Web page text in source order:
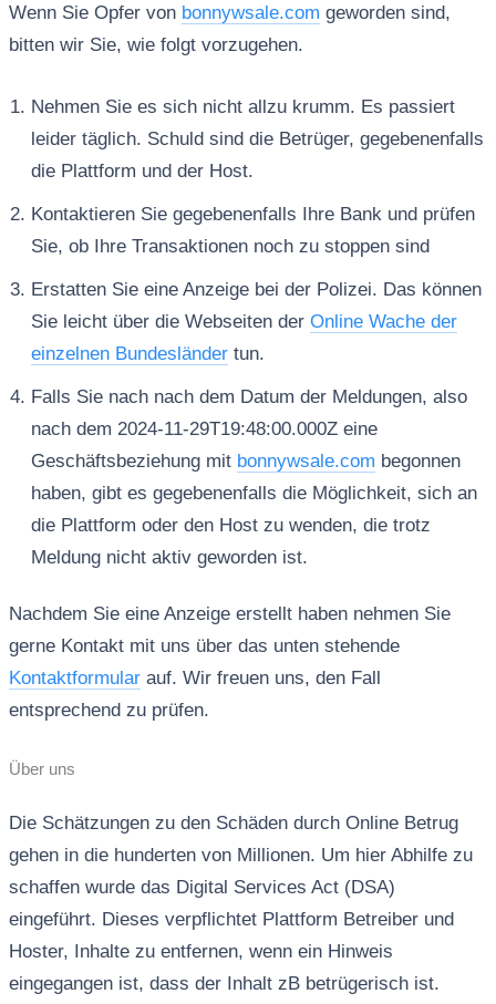
Wenn Sie Opfer von bonnywsale.com geworden sind,
bitten wir Sie, wie folgt vorzugehen.
Nehmen Sie es sich nicht allzu krumm. Es passiert
leider täglich. Schuld sind die Betrüger, gegebenenfalls
die Plattform und der Host.
Kontaktieren Sie gegebenenfalls Ihre Bank und prüfen
Sie, ob Ihre Transaktionen noch zu stoppen sind
Erstatten Sie eine Anzeige bei der Polizei. Das können
Sie leicht über die Webseiten der Online Wache der
einzelnen Bundesländertun.
Falls Sie nach nach dem Datum der Meldungen, also
nach dem 2024-11-29T19:48:00.000Z eine
Geschäftsbeziehung mit bonnywsale.com begonnen
haben, gibt es gegebenenfalls die Möglichkeit, sich an
die Plattform oder den Host zu wenden, die trotz
Meldung nicht aktiv geworden ist.
Nachdem Sie eine Anzeige erstellt haben nehmen Sie
gerne Kontakt mit uns über das unten stehende
Kontaktformularauf. Wir freuen uns, den Fall
entsprechend zu prüfen.
Über uns
Die Schätzungen zu den Schäden durch Online Betrug
gehen in die hunderten von Millionen. Um hier Abhilfe zu
schaffen wurde das Digital Services Act (DSA)
eingeführt. Dieses verpflichtet Plattform Betreiber und
Hoster, Inhalte zu entfernen, wenn ein Hinweis
eingegangen ist, dass der Inhalt zB betrügerisch ist.